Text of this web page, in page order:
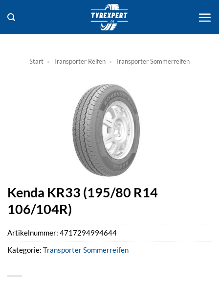
Inhalt
springen
Start » Transporter Reifen » Transporter Sommerreifen
Kenda KR33 (195/80 R14
106/104R)
Artikelnummer: 4717294994644
Kategorie: Transporter Sommerreifen